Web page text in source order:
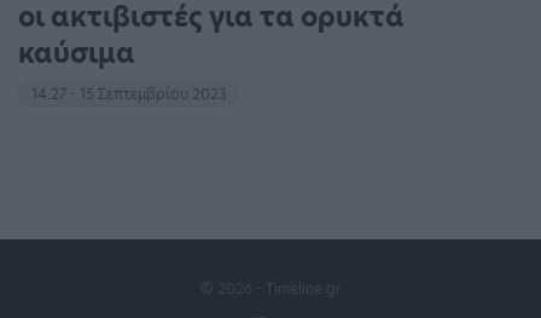
οι ακτιβιστές για τα ορυκτά
καύσιμα
14:27 - 15 Σεπτεμβρίου 2023
© 2026 - Timeline.gr